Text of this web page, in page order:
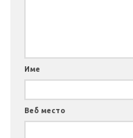
Име
Веб место